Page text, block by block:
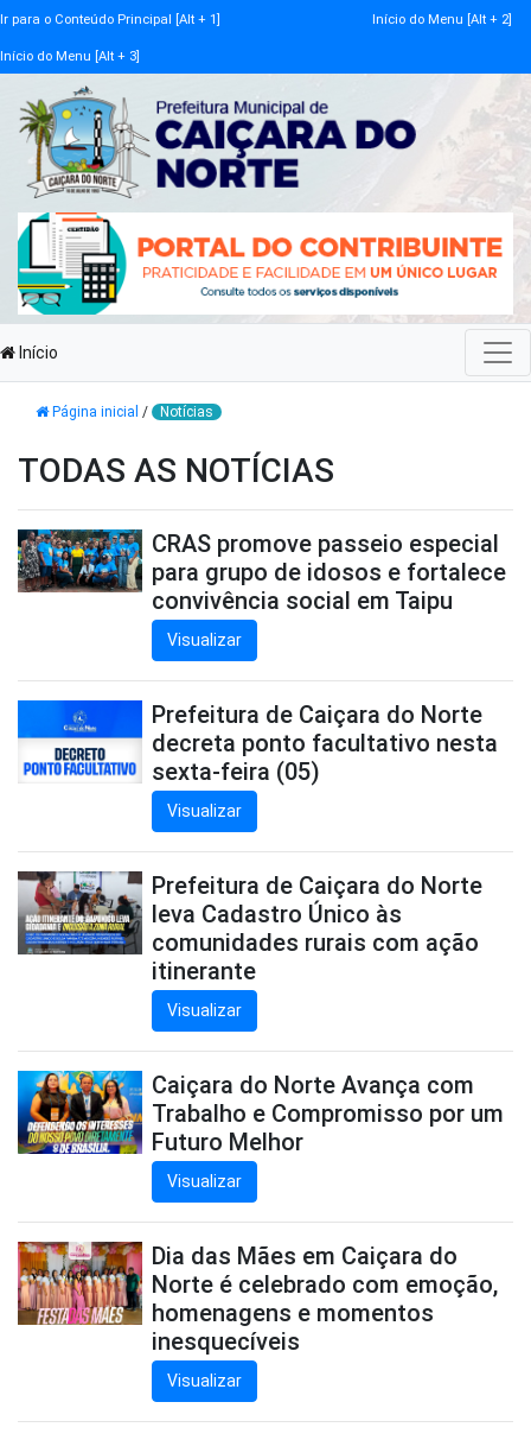
Ir para o Conteúdo Principal [Alt + 1] Início do Menu [Alt + 2]
Início do Menu [Alt + 3]
Início
Página inicial / Notícias
TODAS AS NOTÍCIAS
CRAS promove passeio especial
para grupo de idosos e fortalece
convivência social em Taipu
Visualizar
Prefeitura de Caiçara do Norte
decreta ponto facultativo nesta
sexta-feira (05)
Visualizar
Prefeitura de Caiçara do Norte
leva Cadastro Único às
comunidades rurais com ação
itinerante
Visualizar
Caiçara do Norte Avança com
Trabalho e Compromisso por um
Futuro Melhor
Visualizar
Dia das Mães em Caiçara do
Norte é celebrado com emoção,
homenagens e momentos
inesquecíveis
Visualizar